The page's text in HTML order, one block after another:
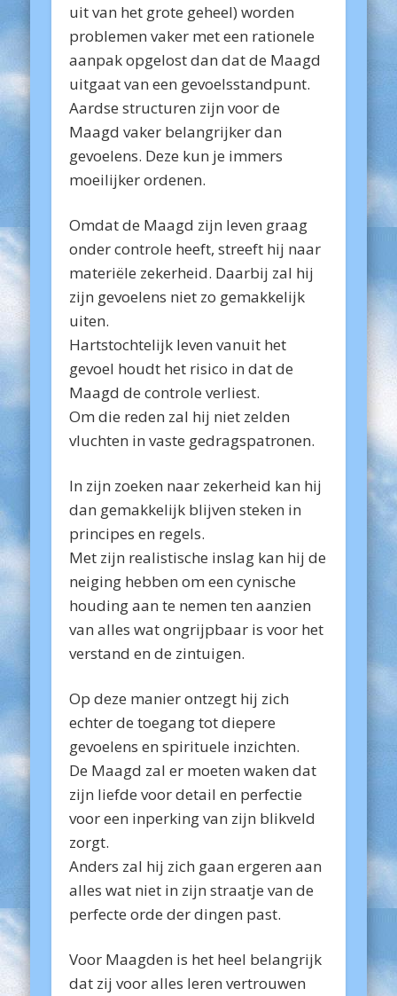
uit van het grote geheel) worden
problemen vaker met een rationele
aanpak opgelost dan dat de Maagd
uitgaat van een gevoelsstandpunt.
Aardse structuren zijn voor de
Maagd vaker belangrijker dan
gevoelens. Deze kun je immers
moeilijker ordenen.
Omdat de Maagd zijn leven graag
onder controle heeft, streeft hij naar
materiële zekerheid. Daarbij zal hij
zijn gevoelens niet zo gemakkelijk
uiten.
Hartstochtelijk leven vanuit het
gevoel houdt het risico in dat de
Maagd de controle verliest.
Om die reden zal hij niet zelden
vluchten in vaste gedragspatronen.
In zijn zoeken naar zekerheid kan hij
dan gemakkelijk blijven steken in
principes en regels.
Met zijn realistische inslag kan hij de
neiging hebben om een cynische
houding aan te nemen ten aanzien
van alles wat ongrijpbaar is voor het
verstand en de zintuigen.
Op deze manier ontzegt hij zich
echter de toegang tot diepere
gevoelens en spirituele inzichten.
De Maagd zal er moeten waken dat
zijn liefde voor detail en perfectie
voor een inperking van zijn blikveld
zorgt.
Anders zal hij zich gaan ergeren aan
alles wat niet in zijn straatje van de
perfecte orde der dingen past.
Voor Maagden is het heel belangrijk
dat zij voor alles leren vertrouwen